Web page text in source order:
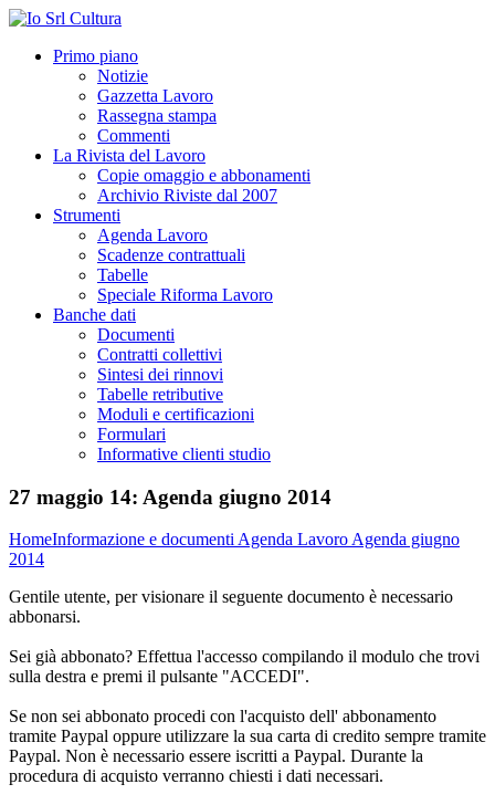
Primo piano
Notizie
Gazzetta Lavoro
Rassegna stampa
Commenti
La Rivista del Lavoro
Copie omaggio e abbonamenti
Archivio Riviste dal 2007
Strumenti
Agenda Lavoro
Scadenze contrattuali
Tabelle
Speciale Riforma Lavoro
Banche dati
Documenti
Contratti collettivi
Sintesi dei rinnovi
Tabelle retributive
Moduli e certificazioni
Formulari
Informative clienti studio
27 maggio 14: Agenda giugno 2014
HomeInformazione e documentiAgenda LavoroAgenda giugno
2014
Gentile utente, per visionare il seguente documento è necessario
abbonarsi.
Sei già abbonato? Effettua l'accesso compilando il modulo che trovi
sulla destra e premi il pulsante "ACCEDI".
Se non sei abbonato procedi con l'acquisto dell' abbonamento
tramite Paypal oppure utilizzare la sua carta di credito sempre tramite
Paypal. Non è necessario essere iscritti a Paypal. Durante la
procedura di acquisto verranno chiesti i dati necessari.